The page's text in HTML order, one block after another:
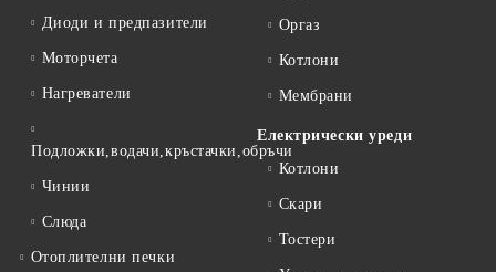
Диоди и предпазители
Моторчета
Нагреватели
Подложки,водачи,кръстачки,обръчи
Чинии
Слюда
Отоплителни печки
Оргаз
Котлони
Мембрани
Електрически уреди
Котлони
Скари
Тостери